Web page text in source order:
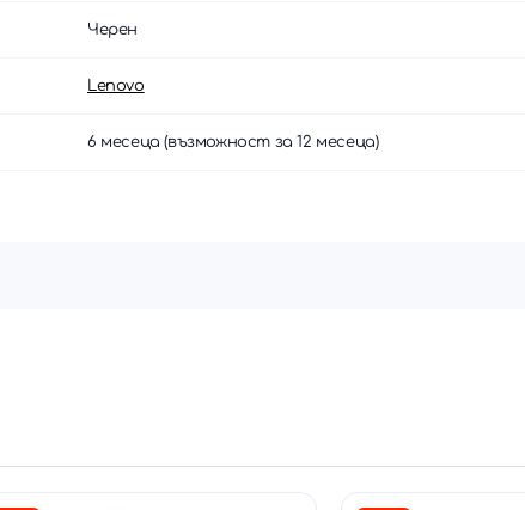
Черен
Lenovo
6 месеца (възможност за 12 месеца)